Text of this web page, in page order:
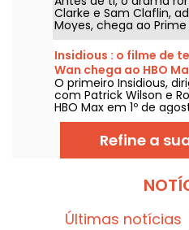
Clarke e Sam Claflin,
Moyes, chega ao Prime
agosto de 2026.
Insidious : o filme de
Wan chega ao HBO
O primeiro Insidious,
com Patrick Wilson e
HBO Max em 1º de
Refine a
Últimas notícias